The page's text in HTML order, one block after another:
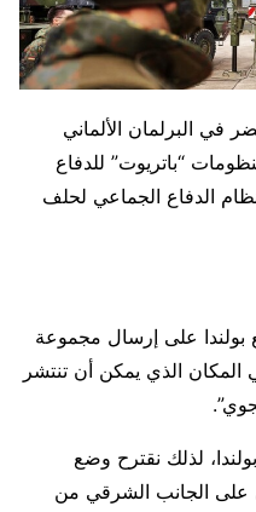
في البرلمان الألماني
“باتريوت” للدفاع
الدفاع الجماعي لحلف
بولندا على إرسال مجموعة
المكان الذي يمكن أن تنتشر
لذلك نقترح وضع
على الجانب الشرقي من